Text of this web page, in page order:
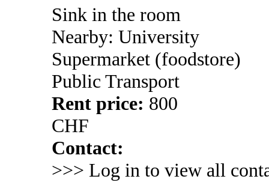
Sink in the room
Nearby: University
Supermarket (foodstore)
Public Transport
Rent price: 800
CHF
Contact:
>>> Log in to view all